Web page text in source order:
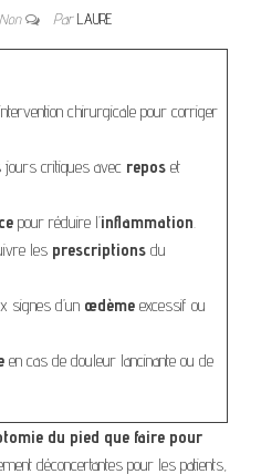
Non ParLAURE
chirurgicale pour corriger
jours critiques avec repos et
pour réduire l’inflammation.
les prescriptions du
signes d’un œdème excessif ou
en cas de douleur lancinante ou de
du pied que faire pour
déconcertantes pour les patients,